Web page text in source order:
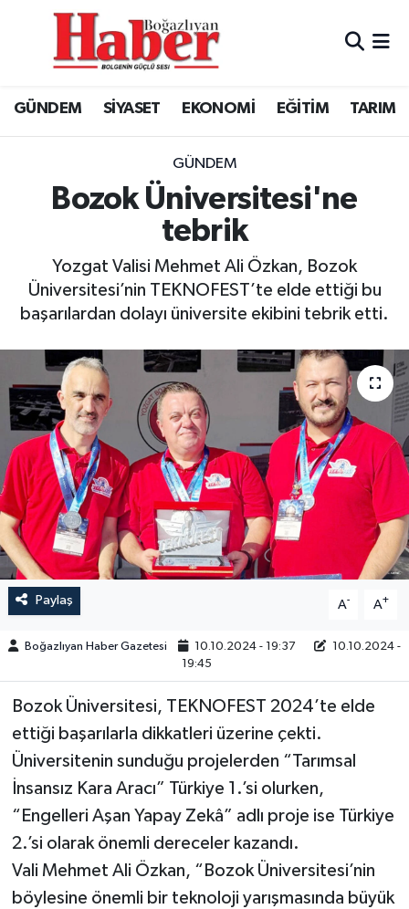
GÜNDEM SİYASET EKONOMİ EĞİTİM TARIM
GÜNDEM
Bozok Üniversitesi'ne
tebrik
Yozgat Valisi Mehmet Ali Özkan, Bozok
Üniversitesi’nin TEKNOFEST’te elde ettiği bu
başarılardan dolayı üniversite ekibini tebrik etti.
Paylaş A- A+
Boğazlıyan Haber Gazetesi 10.10.2024 - 19:37
10.10.2024 -
19:45
Bozok Üniversitesi, TEKNOFEST 2024’te elde
ettiği başarılarla dikkatleri üzerine çekti.
Üniversitenin sunduğu projelerden “Tarımsal
İnsansız Kara Aracı” Türkiye 1.’si olurken,
“Engelleri Aşan Yapay Zekâ” adlı proje ise Türkiye
2.’si olarak önemli dereceler kazandı.
Vali Mehmet Ali Özkan, “Bozok Üniversitesi’nin
böylesine önemli bir teknoloji yarışmasında büyük
GÜNDEM
SİYASET
EĞİTİM
Foto Galeri
Video
Yazarlar
GÜNDEM
EKONOMİ
EĞİTİM
Boğazlıyan Hava Durumu
Boğazlıyan Trafik Yoğunluk Haritası
TFF 3.Lig 3.Grup Puan Durumu ve Fikstür
Tüm Manşetler